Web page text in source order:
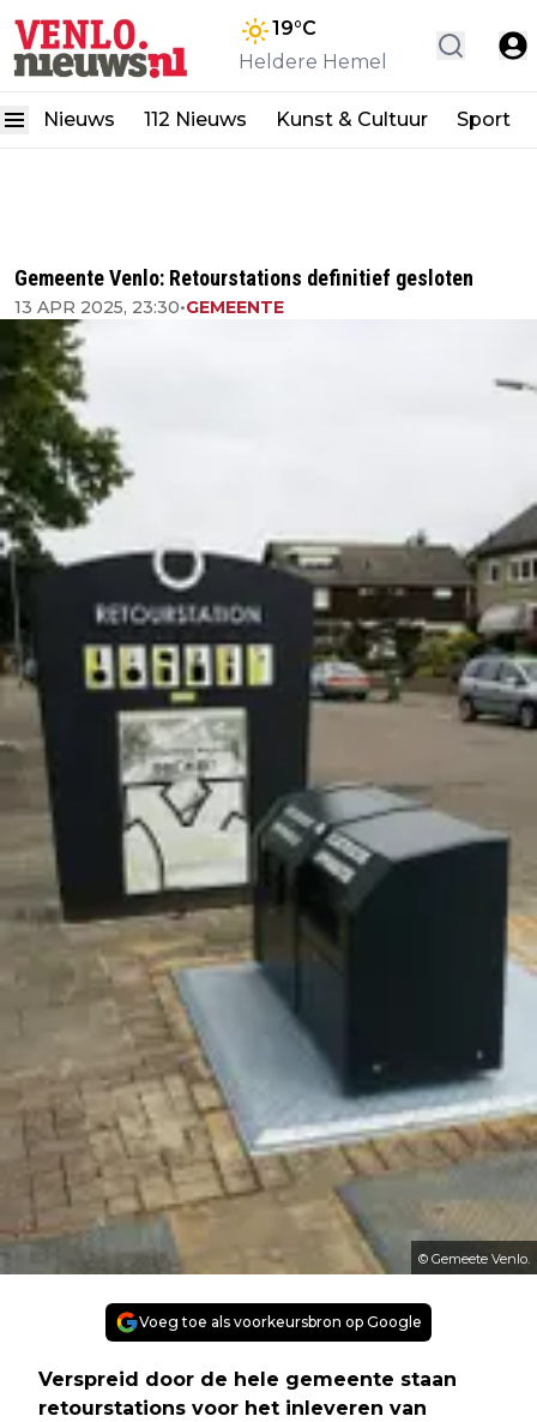
19°C
Heldere Hemel
Nieuws 112 Nieuws Kunst & Cultuur Sport
Gemeente Venlo: Retourstations definitief gesloten
13 APR 2025, 23:30•GEMEENTE
© Gemeete Venlo.
Voeg toe als voorkeursbron op Google
Verspreid door de hele gemeente staan
retourstations voor het inleveren van